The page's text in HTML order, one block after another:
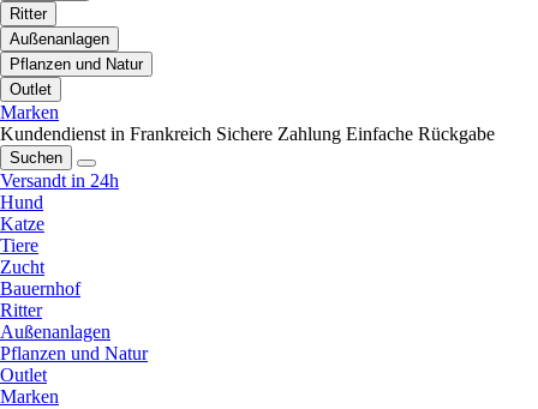
Ritter
Außenanlagen
Pflanzen und Natur
Outlet
Marken
Kundendienst in Frankreich Sichere Zahlung Einfache Rückgabe
Suchen
Versandt in 24h
Hund
Katze
Tiere
Zucht
Bauernhof
Ritter
Außenanlagen
Pflanzen und Natur
Outlet
Marken